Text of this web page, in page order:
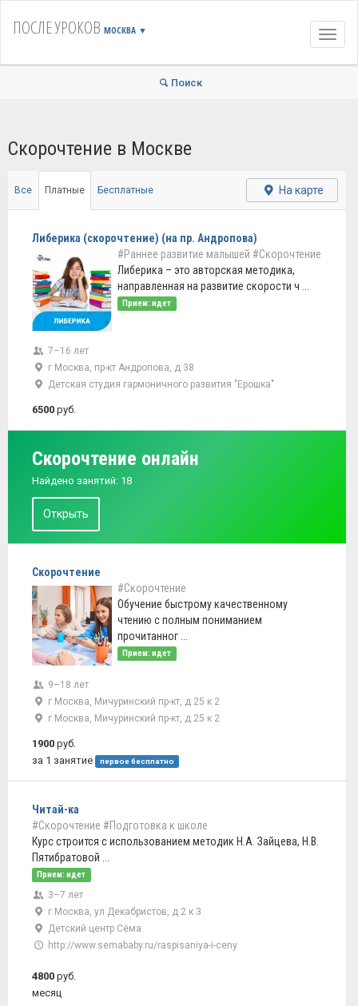
ПОСЛЕ УРОКОВ МОСКВА ▼
Поиск
Скорочтение в Москве
Все Платные Бесплатные На карте
Либерика (скорочтение) (на пр. Андропова)
#Раннее развитие малышей #Скорочтение
Либерика – это авторская методика,
направленная на развитие скорости ч ...
Прием: идет
7–16 лет
г Москва, пр-кт Андропова, д 38
Детская студия гармоничного развития "Ерошка"
6500 руб.
Скорочтение онлайн
Найдено занятий: 18
Открыть
Скорочтение
#Скорочтение
Обучение быстрому качественному
чтению с полным пониманием
прочитанног ...
Прием: идет
9–18 лет
г Москва, Мичуринский пр-кт, д 25 к 2
г Москва, Мичуринский пр-кт, д 25 к 2
1900 руб.
за 1 занятие
первое бесплатно
Читай-ка
#Скорочтение #Подготовка к школе
Курс строится с использованием методик Н.А. Зайцева, Н.В.
Пятибратовой ...
Прием: идет
3–7 лет
г Москва, ул Декабристов, д 2 к 3
Детский центр Сёма
http://www.semababy.ru/raspisaniya-i-ceny
4800 руб.
месяц